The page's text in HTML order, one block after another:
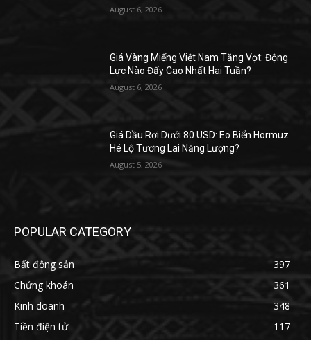
August 6, 2026
Giá Vàng Miếng Việt Nam Tăng Vọt: Động
Lực Nào Đẩy Cao Nhất Hai Tuần?
August 6, 2026
Giá Dầu Rơi Dưới 80 USD: Eo Biển Hormuz
Hé Lộ Tương Lai Năng Lượng?
August 5, 2026
POPULAR CATEGORY
Bất động sản
397
Chứng khoán
361
Kinh doanh
348
Tiền điện tử
117